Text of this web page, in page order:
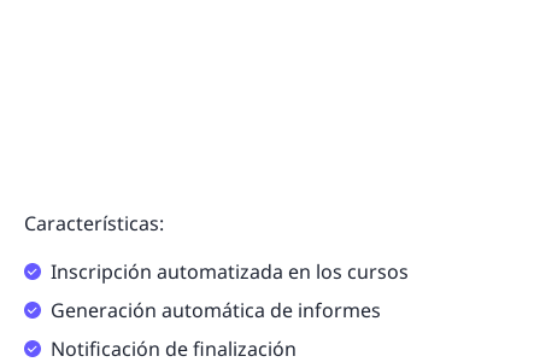
Características:
Inscripción automatizada en los cursos
Generación automática de informes
Notificación de finalización